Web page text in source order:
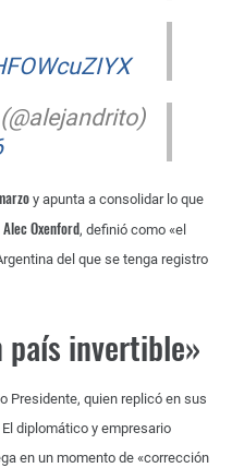
y apunta a consolidar lo que
Alec Oxenford, definió como «el
del que se tenga registro
país invertible»
Presidente, quien replicó en sus
diplomático y empresario
en un momento de «corrección